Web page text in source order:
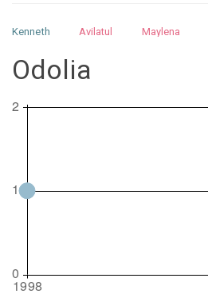
Kenneth Avilatul Maylena
Nurhilman
Pathin
Odolia